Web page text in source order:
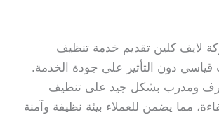
لايف كلين تقديم خدمة تنظيف
قياسي دون التأثير على جودة الخدمة.
ومدرب بشكل جيد على تنظيف
مما يضمن للعملاء بيئة نظيفة وآمنة